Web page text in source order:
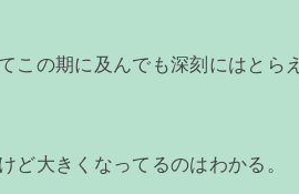
この期に及んでも深刻にはとらえ
ど大きくなってるのはわかる。